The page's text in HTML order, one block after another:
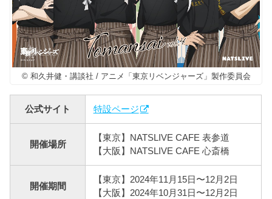
© 和久井健・講談社 / アニメ「東京リベンジャーズ」製作委員会
公式サイト 特設ページ
開催場所
【東京】NATSLIVE CAFE 表参道
【大阪】NATSLIVE CAFE 心斎橋
開催期間
【東京】2024年11月15日〜12月2日
【大阪】2024年10月31日〜12月2日